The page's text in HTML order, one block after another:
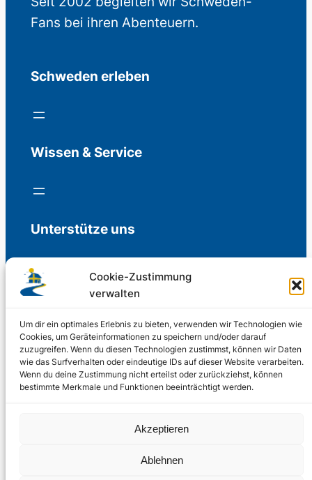
Cookie-Zustimmung
verwalten
Um dir ein optimales Erlebnis zu bieten, verwenden wir Technologien wie
Cookies, um Geräteinformationen zu speichern und/oder darauf
zuzugreifen. Wenn du diesen Technologien zustimmst, können wir Daten
wie das Surfverhalten oder eindeutige IDs auf dieser Website verarbeiten.
Wenn du deine Zustimmung nicht erteilst oder zurückziehst, können
bestimmte Merkmale und Funktionen beeinträchtigt werden.
Akzeptieren
Ablehnen
Fans bei ihren Abenteuern.
Schweden erleben
Wissen & Service
Unterstütze uns
Freiwillige Spenden für die Aufrechterhaltung
Support us
© 2002 – 2026